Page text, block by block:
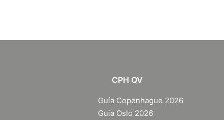
CPH QV
Guía Copenhague 2026
Guia Oslo 2026